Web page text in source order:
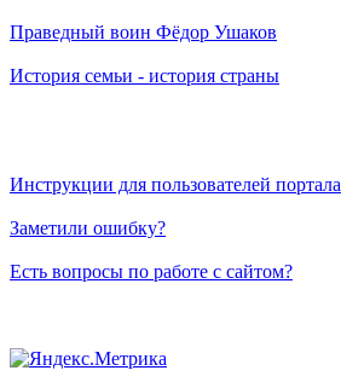
Праведный воин Фёдор Ушаков
История семьи - история страны
Инструкции для пользователей портала
Заметили ошибку?
Есть вопросы по работе с сайтом?